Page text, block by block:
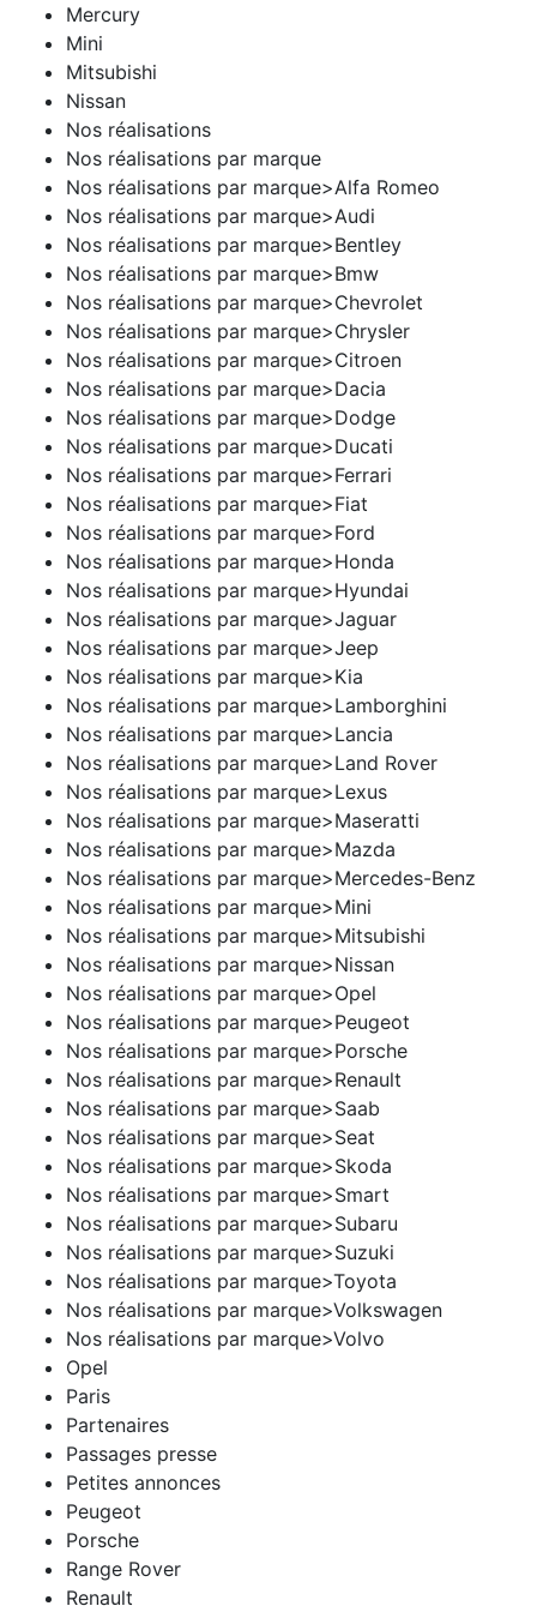
Mercury
Mini
Mitsubishi
Nissan
Nos réalisations
Nos réalisations par marque
Nos réalisations par marque>Alfa Romeo
Nos réalisations par marque>Audi
Nos réalisations par marque>Bentley
Nos réalisations par marque>Bmw
Nos réalisations par marque>Chevrolet
Nos réalisations par marque>Chrysler
Nos réalisations par marque>Citroen
Nos réalisations par marque>Dacia
Nos réalisations par marque>Dodge
Nos réalisations par marque>Ducati
Nos réalisations par marque>Ferrari
Nos réalisations par marque>Fiat
Nos réalisations par marque>Ford
Nos réalisations par marque>Honda
Nos réalisations par marque>Hyundai
Nos réalisations par marque>Jaguar
Nos réalisations par marque>Jeep
Nos réalisations par marque>Kia
Nos réalisations par marque>Lamborghini
Nos réalisations par marque>Lancia
Nos réalisations par marque>Land Rover
Nos réalisations par marque>Lexus
Nos réalisations par marque>Maseratti
Nos réalisations par marque>Mazda
Nos réalisations par marque>Mercedes-Benz
Nos réalisations par marque>Mini
Nos réalisations par marque>Mitsubishi
Nos réalisations par marque>Nissan
Nos réalisations par marque>Opel
Nos réalisations par marque>Peugeot
Nos réalisations par marque>Porsche
Nos réalisations par marque>Renault
Nos réalisations par marque>Saab
Nos réalisations par marque>Seat
Nos réalisations par marque>Skoda
Nos réalisations par marque>Smart
Nos réalisations par marque>Subaru
Nos réalisations par marque>Suzuki
Nos réalisations par marque>Toyota
Nos réalisations par marque>Volkswagen
Nos réalisations par marque>Volvo
Opel
Paris
Partenaires
Passages presse
Petites annonces
Peugeot
Porsche
Range Rover
Renault